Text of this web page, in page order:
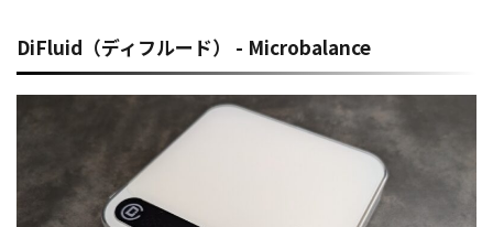
DiFluid（ディフルード） - Microbalance